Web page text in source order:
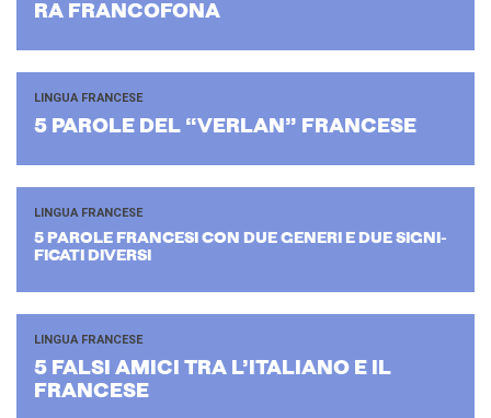
RA FRAN­CO­FO­NA
LINGUA FRANCESE
5 PA­RO­LE DEL “VER­LAN” FRAN­CE­SE
LINGUA FRANCESE
5 PA­RO­LE FRAN­CE­SI CON DUE GE­NE­RI E DUE SI­GNI­
FI­CA­TI DI­VER­SI
LINGUA FRANCESE
5 FALSI AMICI TRA L’I­TA­LIA­NO E IL
FRAN­CE­SE